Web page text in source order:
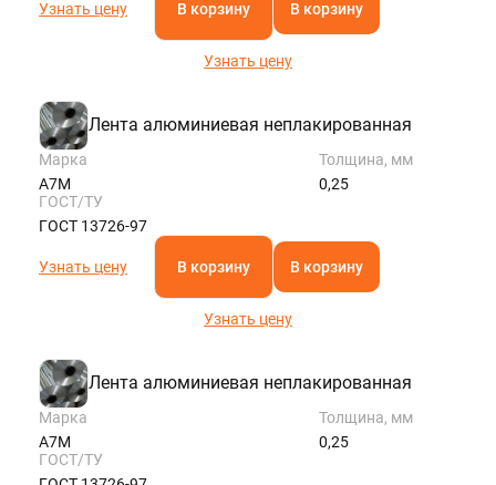
Узнать цену В корзину В корзину
Узнать цену
Лента алюминиевая неплакированная
Марка
А7М
Толщина, мм
0,25
ГОСТ/ТУ
ГОСТ 13726-97
Узнать цену В корзину В корзину
Узнать цену
Лента алюминиевая неплакированная
Марка
А7М
Толщина, мм
0,25
ГОСТ/ТУ